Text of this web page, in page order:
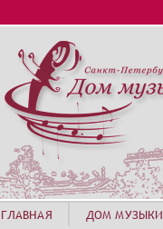
ГЛАВНАЯ ДОМ МУЗЫКИ